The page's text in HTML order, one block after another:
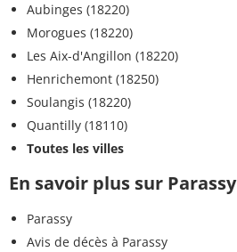
Aubinges (18220)
Morogues (18220)
Les Aix-d'Angillon (18220)
Henrichemont (18250)
Soulangis (18220)
Quantilly (18110)
Toutes les villes
En savoir plus sur Parassy
Parassy
Avis de décès à Parassy